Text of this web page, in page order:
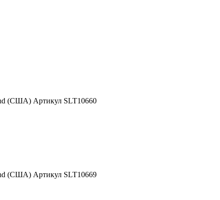
(США) Артикул SLT10660
(США) Артикул SLT10669